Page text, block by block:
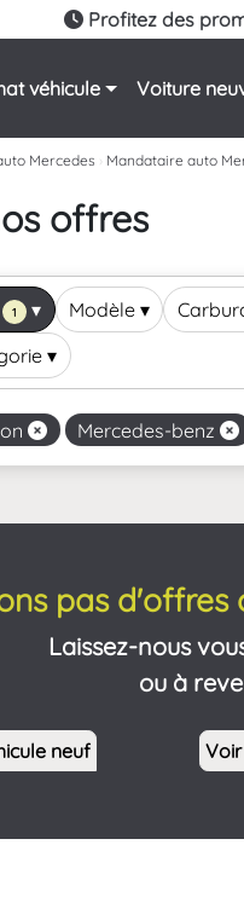
Profitez des
véhicule Voiture
Mercedes › Mandataire auto
offres
1 ▾ Modèle ▾
▾
Mercedes-benz
pas
Laissez-nous
ou à
neuf